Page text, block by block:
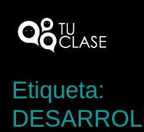
Etiqueta: